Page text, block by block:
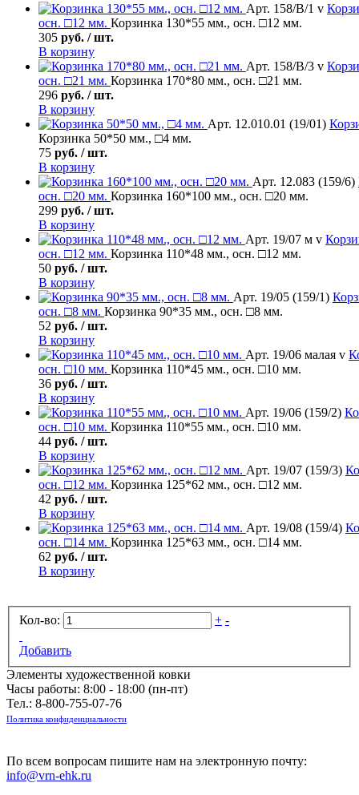
Арт. 158/В/1 v
осн. □12 мм. Корзинка 130*55 мм., осн. □12 мм.
305 руб. / шт.
В корзину
Арт. 158/В/3 v
осн. □21 мм. Корзинка 170*80 мм., осн. □21 мм.
296 руб. / шт.
В корзину
Арт. 12.010.01 (19/01)
Корзинка 50*50 мм., □4 мм.
75 руб. / шт.
В корзину
Арт. 12.083 (159/6)
осн. □20 мм. Корзинка 160*100 мм., осн. □20 мм.
299 руб. / шт.
В корзину
Арт. 19/07 м v
осн. □12 мм. Корзинка 110*48 мм., осн. □12 мм.
50 руб. / шт.
В корзину
Арт. 19/05 (159/1)
осн. □8 мм. Корзинка 90*35 мм., осн. □8 мм.
52 руб. / шт.
В корзину
Арт. 19/06 малая v
осн. □10 мм. Корзинка 110*45 мм., осн. □10 мм.
36 руб. / шт.
В корзину
Арт. 19/06 (159/2)
осн. □10 мм. Корзинка 110*55 мм., осн. □10 мм.
44 руб. / шт.
В корзину
Арт. 19/07 (159/3)
осн. □12 мм. Корзинка 125*62 мм., осн. □12 мм.
42 руб. / шт.
В корзину
Арт. 19/08 (159/4)
осн. □14 мм. Корзинка 125*63 мм., осн. □14 мм.
62 руб. / шт.
В корзину
Кол-во: + -
Добавить
Элементы художественной ковки
Часы работы: 8:00 - 18:00 (пн-пт)
Тел.: 8-800-755-07-76
Политика конфиденциальности
По всем вопросам пишите нам на электронную почту:
info@vrn-ehk.ru